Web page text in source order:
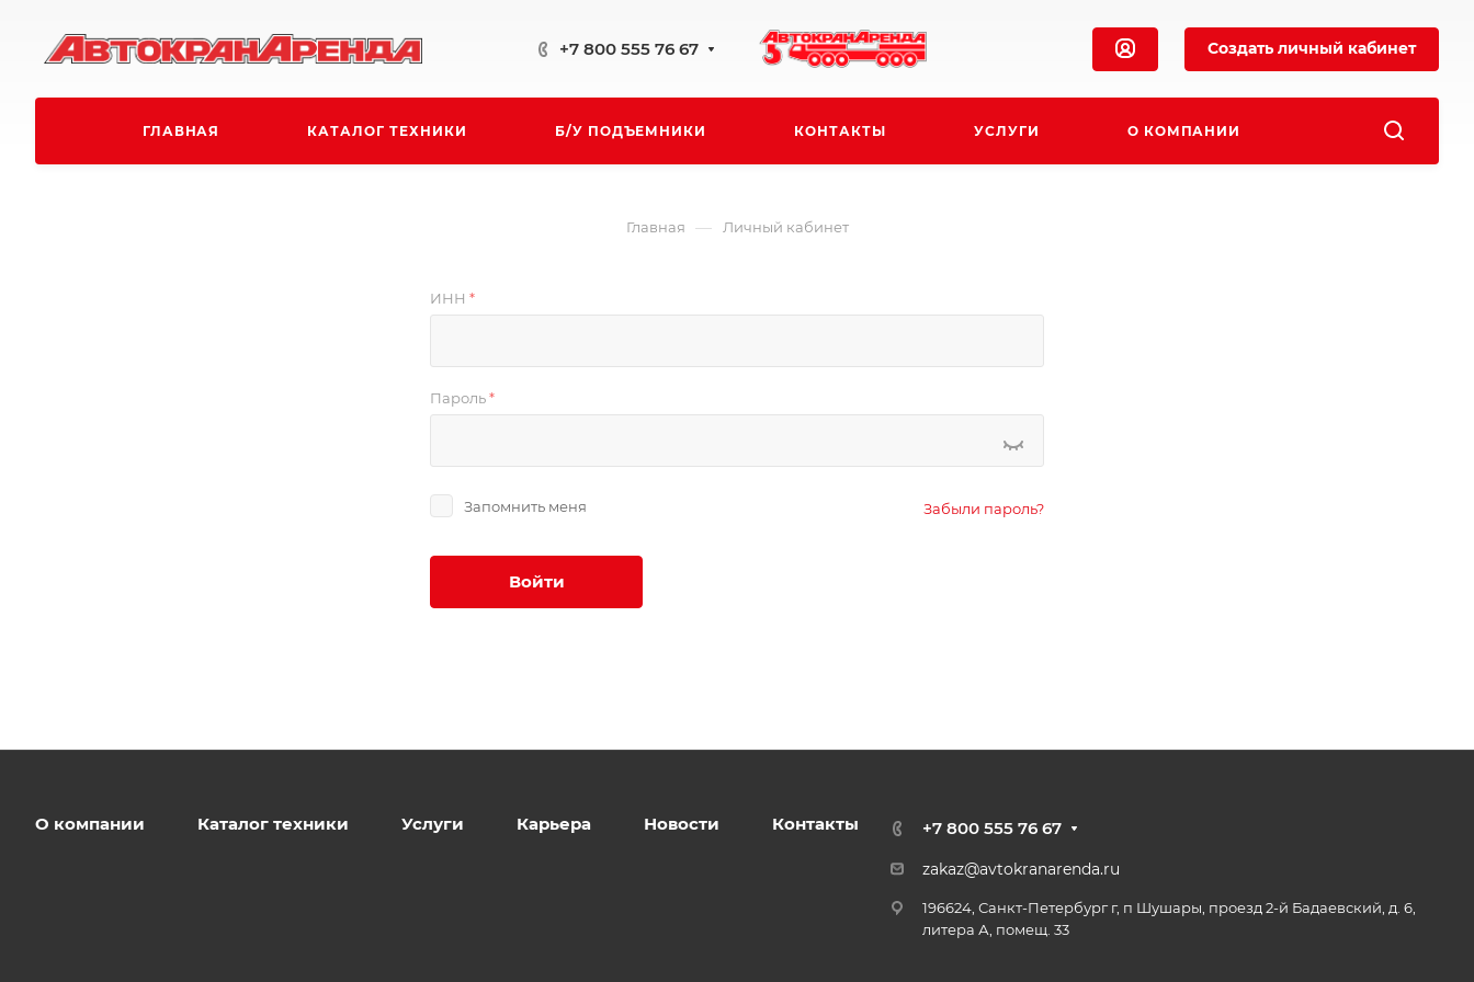
+7 800 555 76 67 Создать личный кабинет
ГЛАВНАЯ КАТАЛОГ ТЕХНИКИ Б/У ПОДЪЕМНИКИ КОНТАКТЫ УСЛУГИ О КОМПАНИИ
Главная — Личный кабинет
ИНН *
Пароль*
Запомнить меня Забыли пароль?
Войти
О компании Каталог техники Услуги Карьера Новости Контакты +7 800 555 76 67
zakaz@avtokranarenda.ru
196624, Санкт-Петербург г, п Шушары, проезд 2-й Бадаевский, д. 6,
литера А, помещ. 33